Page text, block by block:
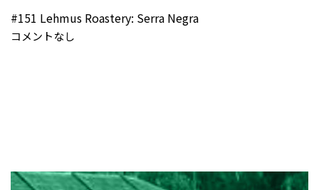
#151 Lehmus Roastery: Serra Negra
コメントなし